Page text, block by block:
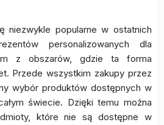
niezwykle popularne w ostatnich
personalizowanych dla
z obszarów, gdzie ta forma
Przede wszystkim zakupy przez
wybór produktów dostępnych w
świecie. Dzięki temu można
które nie są dostępne w